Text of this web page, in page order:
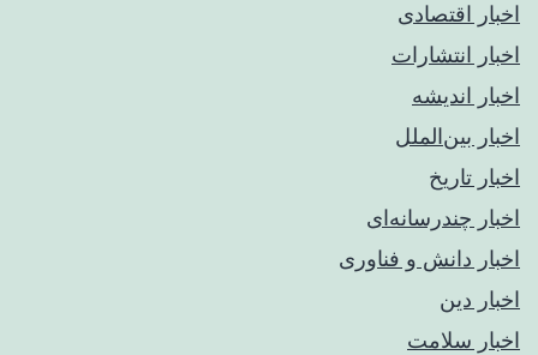
اخبار اقتصادی
اخبار انتشارات
اخبار اندیشه
اخبار بین‌الملل
اخبار تاریخ
اخبار چندرسانه‌ای
اخبار دانش و فناوری
اخبار دین
اخبار سلامت